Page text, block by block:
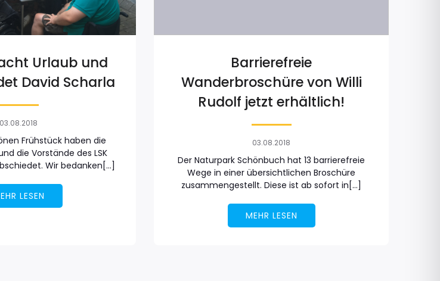
Urlaub und
David Scharla
03.08.2018
Frühstück haben die
die Vorstände des LSK
Wir bedanken[…]
LESEN
Barrierefreie
Wanderbroschüre von Willi
Rudolf jetzt erhältlich!
03.08.2018
Der Naturpark Schönbuch hat 13 barrierefreie
Wege in einer übersichtlichen Broschüre
zusammengestellt. Diese ist ab sofort in[…]
MEHR LESEN